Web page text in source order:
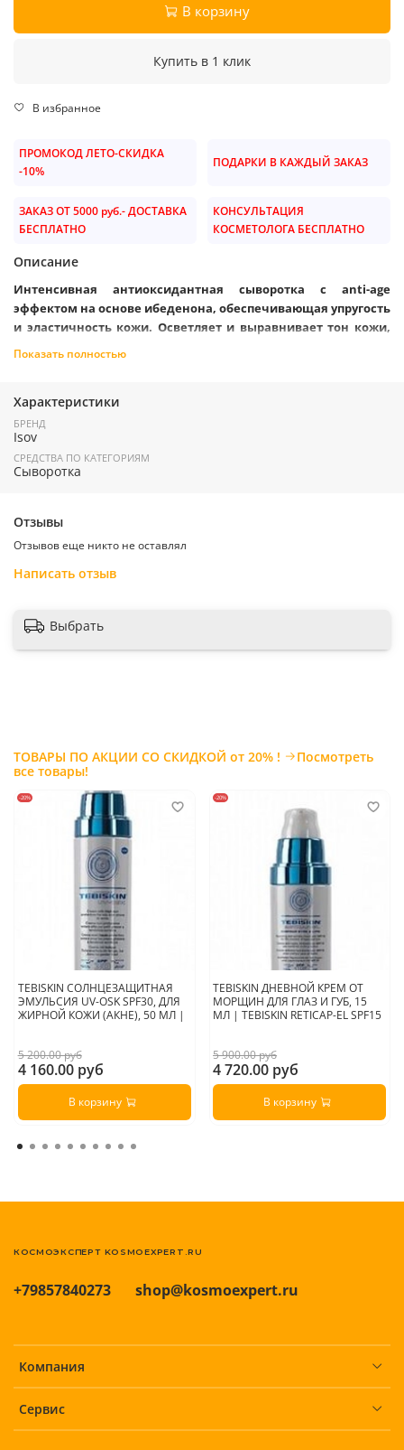
В корзину
Купить в 1 клик
В избранное
ПРОМОКОД ЛЕТО-СКИДКА
-10%
ПОДАРКИ В КАЖДЫЙ ЗАКАЗ
ЗАКАЗ ОТ 5000 руб.- ДОСТАВКА
БЕСПЛАТНО
КОНСУЛЬТАЦИЯ
КОСМЕТОЛОГА БЕСПЛАТНО
Описание
Интенсивная антиоксидантная сыворотка с anti-age
эффектом на основе ибеденона, обеспечивающая упругость
и эластичность кожи. Осветляет и выравнивает тон кожи,
профилактирует фото- и хроностарение, стимулирует
Активные ингредиенты
коллагена и подавляет воспаление. Катехин и глутатион
улучшающий тон кожи. Идебенон активизирует синтез
коллагена, поддерживает и укрепляет общую эластичность и
здоровье кожи.
Применение:
.
Страна производитель:
Показать полностью
Характеристики
БРЕНД
Isov
СРЕДСТВА ПО КАТЕГОРИЯМ
Сыворотка
Отзывы
Отзывов еще никто не оставлял
Написать отзыв
Выбрать
ТОВАРЫ ПО АКЦИИ СО СКИДКОЙ от 20% !
Посмотреть
все товары!
-20%
TEBISKIN СОЛНЦЕЗАЩИТНАЯ
ЭМУЛЬСИЯ UV-OSK SPF30, ДЛЯ
ЖИРНОЙ КОЖИ (АКНЕ), 50 МЛ |
5 200.00 руб
4 160.00 руб
В корзину
-20%
TEBISKIN ДНЕВНОЙ КРЕМ ОТ
МОРЩИН ДЛЯ ГЛАЗ И ГУБ, 15
МЛ | TEBISKIN RETICAP-EL SPF15
5 900.00 руб
4 720.00 руб
В корзину
Компания
Сервис
+79857840273 shop@kosmoexpert.ru
КОСМОЭКСПЕРТ KOSMOEXPERT.RU